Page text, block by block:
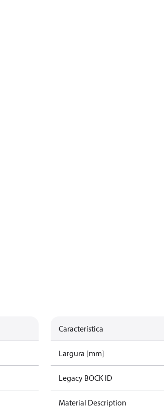
Característica
Largura [mm]
Legacy BOCK ID
Material Description